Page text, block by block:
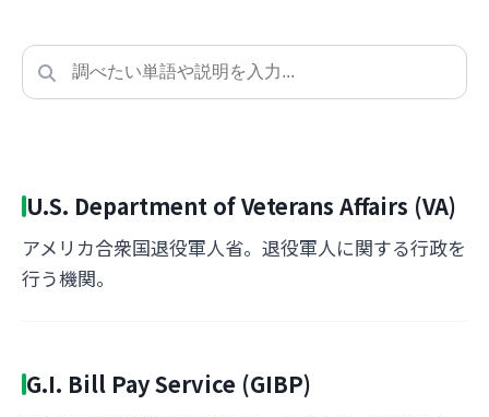
U.S. Department of Veterans Affairs (VA)
アメリカ合衆国退役軍人省。退役軍人に関する行政を
行う機関。
G.I. Bill Pay Service (GIBP)